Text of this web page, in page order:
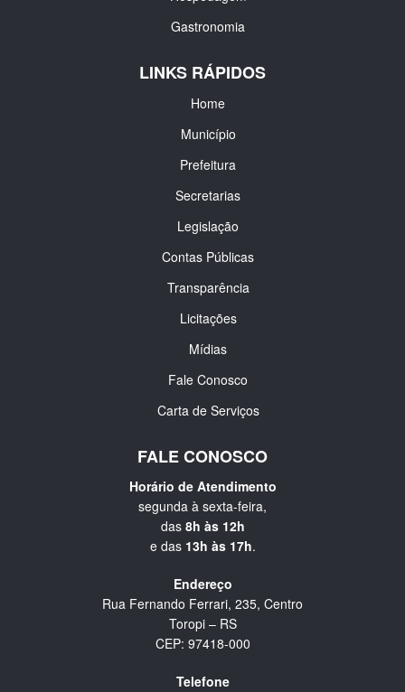
Gastronomia
LINKS RÁPIDOS
Home
Município
Prefeitura
Secretarias
Legislação
Contas Públicas
Transparência
Licitações
Mídias
Fale Conosco
Carta de Serviços
FALE CONOSCO
Horário de Atendimento
segunda à sexta-feira,
das 8h às 12h
e das 13h às 17h.
Endereço
Rua Fernando Ferrari, 235, Centro
Toropi – RS
CEP: 97418-000
Telefone